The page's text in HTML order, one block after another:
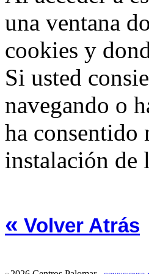
una ventana
cookies y
Si usted
navegando o
ha consentido
instalación de
« Volver Atrás